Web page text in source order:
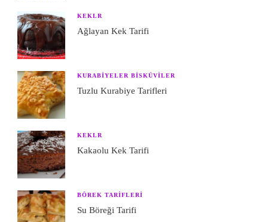
KEKLR
Ağlayan Kek Tarifi
KURABIYELER BISKÜVILER
Tuzlu Kurabiye Tarifleri
KEKLR
Kakaolu Kek Tarifi
BÖREK TARIFLERI
Su Böreği Tarifi